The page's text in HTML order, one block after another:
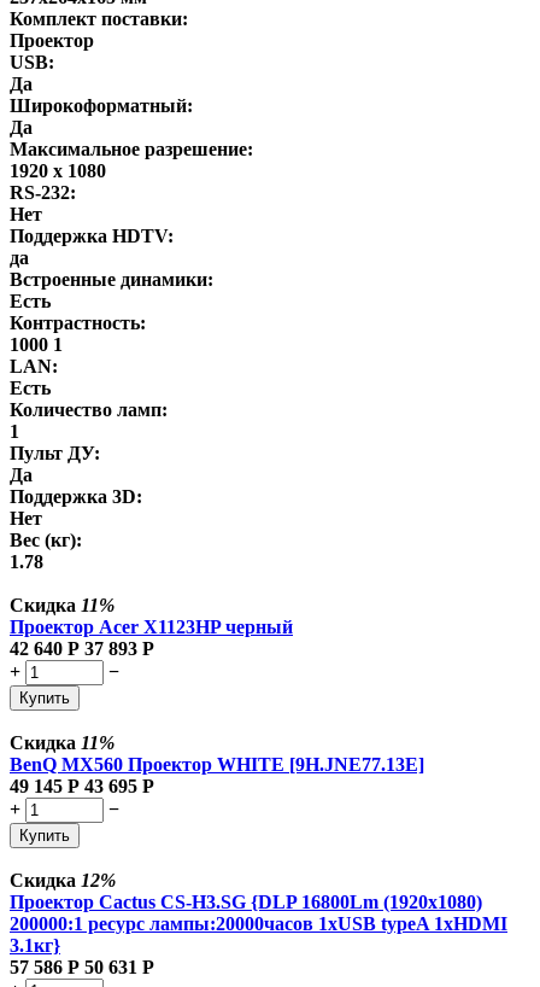
Комплект поставки:
Проектор
USB:
Да
Широкоформатный:
Да
Максимальное разрешение:
1920 x 1080
RS-232:
Нет
Поддержка HDTV:
да
Встроенные динамики:
Есть
Контрастность:
1000 1
LAN:
Есть
Количество ламп:
1
Пульт ДУ:
Да
Поддержка 3D:
Нет
Вес (кг):
1.78
Скидка 11%
Проектор Acer X1123HP черный
42 640 Р 37 893 Р
+
−
Купить
Скидка 11%
BenQ MX560 Проектор WHITE [9H.JNE77.13E]
49 145 Р 43 695 Р
+
−
Купить
Скидка 12%
Проектор Cactus CS-H3.SG {DLP 16800Lm (1920x1080)
200000:1 ресурс лампы:20000часов 1xUSB typeA 1xHDMI
3.1кг}
57 586 Р 50 631 Р